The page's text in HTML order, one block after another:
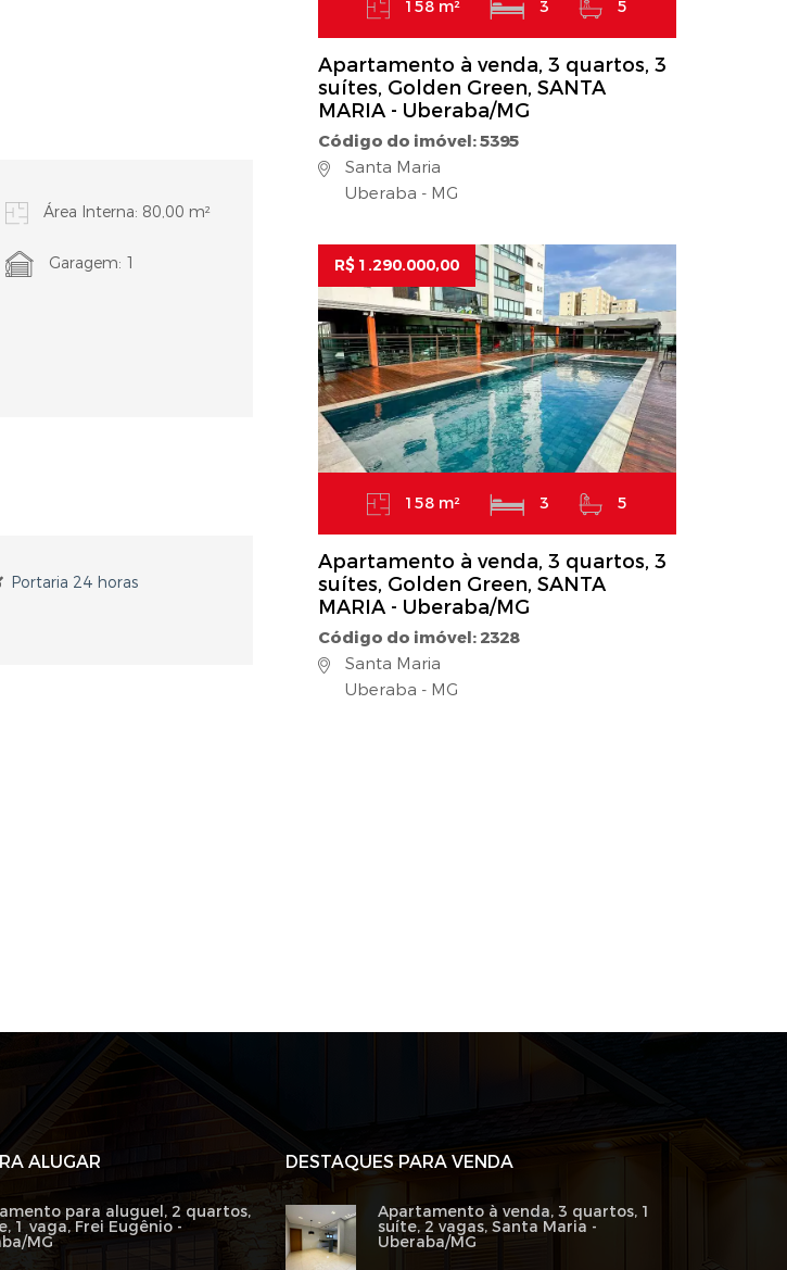
Área Interna: 80,00 m²
Garagem: 1
Portaria 24 horas
158 m² 3 5
Apartamento à venda, 3 quartos, 3
suítes, Golden Green, SANTA
MARIA - Uberaba/MG
Código do imóvel: 5395
Santa Maria
Uberaba - MG
R$ 1.290.000,00
158 m² 3 5
Apartamento à venda, 3 quartos, 3
suítes, Golden Green, SANTA
MARIA - Uberaba/MG
Código do imóvel: 2328
Santa Maria
Uberaba - MG
ALUGAR
para aluguel, 2 quartos,
1 vaga, Frei Eugênio -
MG
DESTAQUES PARA VENDA
Apartamento à venda, 3 quartos, 1
suíte, 2 vagas, Santa Maria -
Uberaba/MG